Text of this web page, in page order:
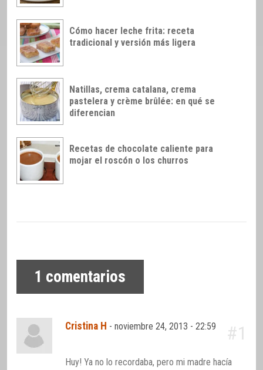
Cómo hacer leche frita: receta
tradicional y versión más ligera
Natillas, crema catalana, crema
pastelera y crème brûlée: en qué se
diferencian
Recetas de chocolate caliente para
mojar el roscón o los churros
1 comentarios
Cristina H -noviembre 24, 2013 - 22:59 #1
Huy! Ya no lo recordaba, pero mi madre hacía